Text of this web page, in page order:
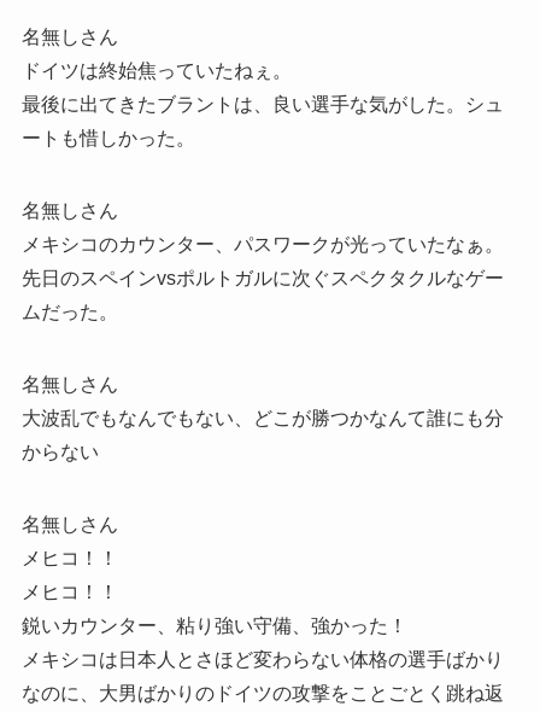
名無しさん
ドイツは終始焦っていたねぇ。
最後に出てきたブラントは、良い選手な気がした。シュ
ートも惜しかった。
名無しさん
メキシコのカウンター、パスワークが光っていたなぁ。
先日のスペインvsポルトガルに次ぐスペクタクルなゲー
ムだった。
名無しさん
大波乱でもなんでもない、どこが勝つかなんて誰にも分
からない
名無しさん
メヒコ！！
メヒコ！！
鋭いカウンター、粘り強い守備、強かった！
メキシコは日本人とさほど変わらない体格の選手ばかり
なのに、大男ばかりのドイツの攻撃をことごとく跳ね返